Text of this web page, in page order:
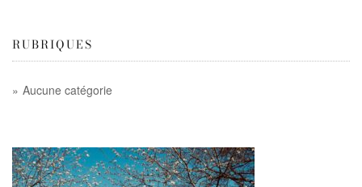
RUBRIQUES
Aucune catégorie